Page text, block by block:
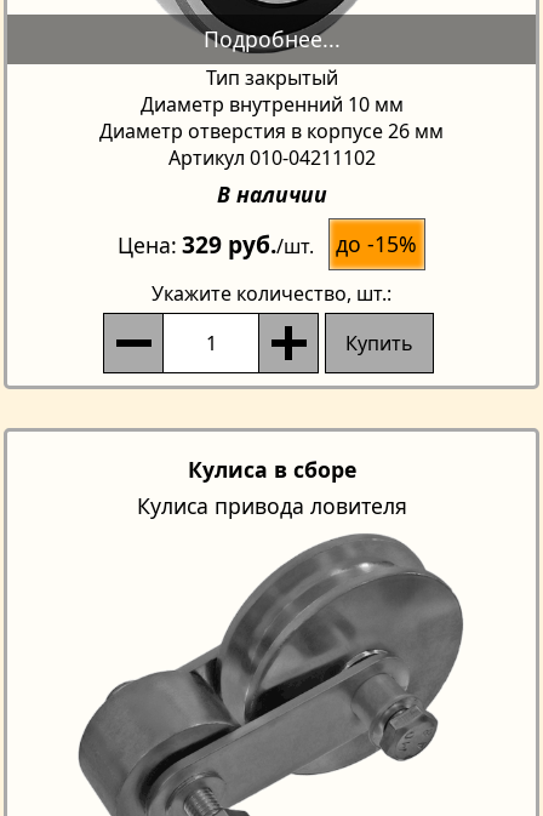
Тип закрытый
Диаметр внутренний 10 мм
Диаметр отверстия в корпусе 26 мм
Артикул 010-04211102
В наличии
Цена 329 руб./шт. до -15%
Укажите количество, шт.:
Купить
Кулиса в сборе
Кулиса привода ловителя